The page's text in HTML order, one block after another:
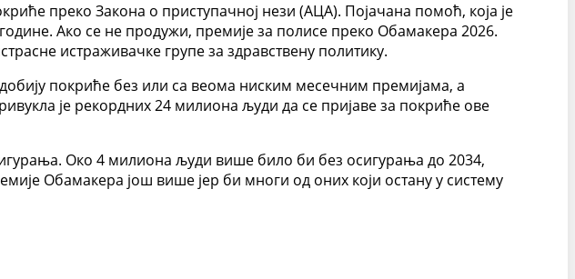
преко Закона о приступачној нези (АЦА). Појачана помоћ, која је
Ако се не продужи, премије за полисе преко Обамакера 2026.
истраживачке групе за здравствену политику.
покриће без или са веома ниским месечним премијама, а
је рекордних 24 милиона људи да се пријаве за покриће ове
Око 4 милиона људи више било би без осигурања до 2034,
Обамакера још више јер би многи од оних који остану у систему